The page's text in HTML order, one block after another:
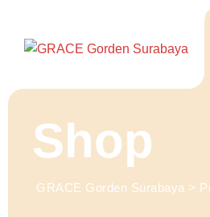
content
Shop
GRACE Gorden Surabaya >